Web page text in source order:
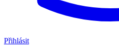
Přihlásit